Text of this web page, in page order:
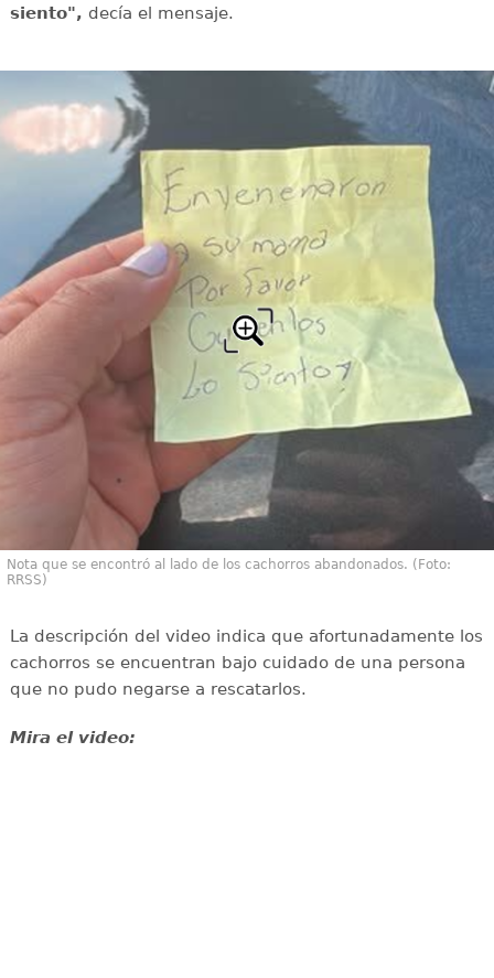
siento", decía el mensaje.
Nota que se encontró al lado de los cachorros abandonados. (Foto:
RRSS)
La descripción del video indica que afortunadamente los
cachorros se encuentran bajo cuidado de una persona
que no pudo negarse a rescatarlos.
Mira el video: